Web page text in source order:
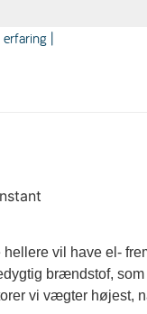
hellere vil have el-
brændstof,
vi vægter højest,